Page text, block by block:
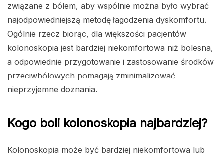
związane z bólem, aby wspólnie można było wybrać
najodpowiedniejszą metodę łagodzenia dyskomfortu.
Ogólnie rzecz biorąc, dla większości pacjentów
kolonoskopia jest bardziej niekomfortowa niż bolesna,
a odpowiednie przygotowanie i zastosowanie środków
przeciwbólowych pomagają zminimalizować
nieprzyjemne doznania.
Kogo boli kolonoskopia najbardziej?
Kolonoskopia może być bardziej niekomfortowa lub